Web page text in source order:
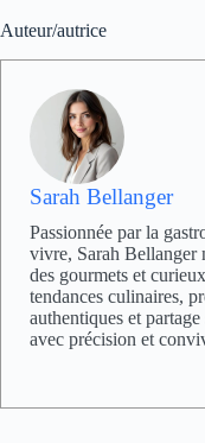
Auteur/autrice
Sarah Bellanger
Passionnée par la
vivre, Sarah Bellanger
des gourmets et
tendances culinaires,
authentiques et
avec précision et